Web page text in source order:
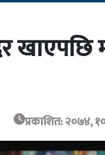
खाएपछि
प्रकाशित: २०७४,